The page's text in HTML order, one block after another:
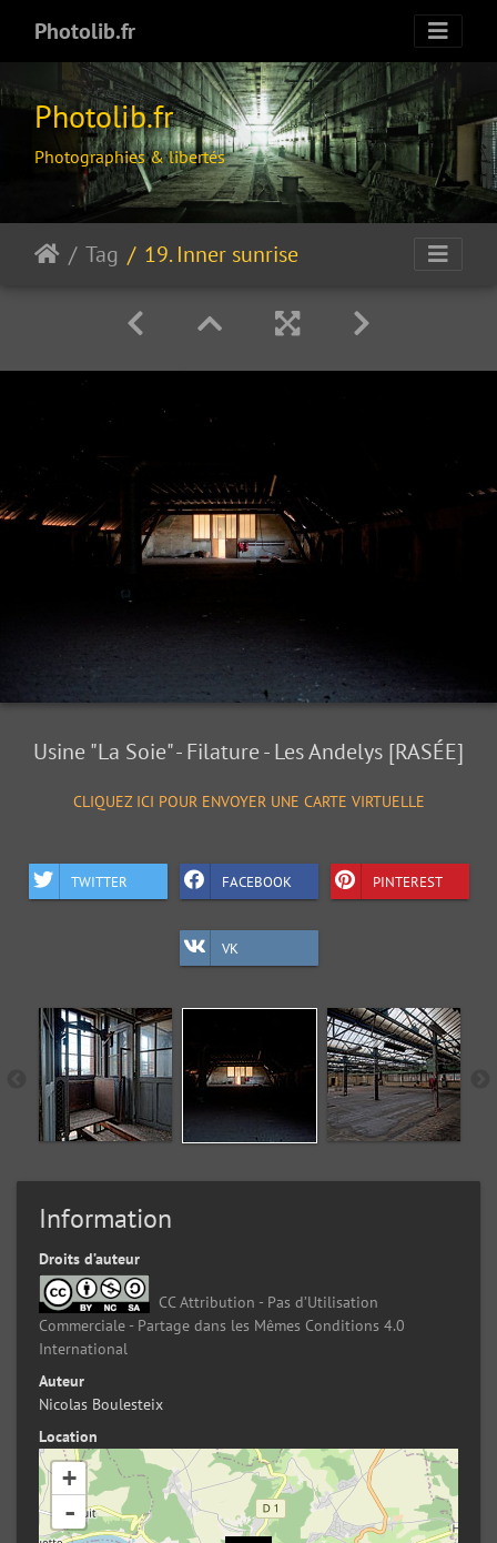
Photolib.fr
Photolib.fr
Photographies & libertés
Tag 19. Inner sunrise
Usine "La Soie" - Filature - Les Andelys [RASÉE]
CLIQUEZ ICI POUR ENVOYER UNE CARTE VIRTUELLE
TWITTER FACEBOOK PINTEREST
VK
Information
Droits d’auteur
CC Attribution - Pas d’Utilisation
Commerciale - Partage dans les Mêmes Conditions 4.0
International
Auteur
Nicolas Boulesteix
Location
+
-